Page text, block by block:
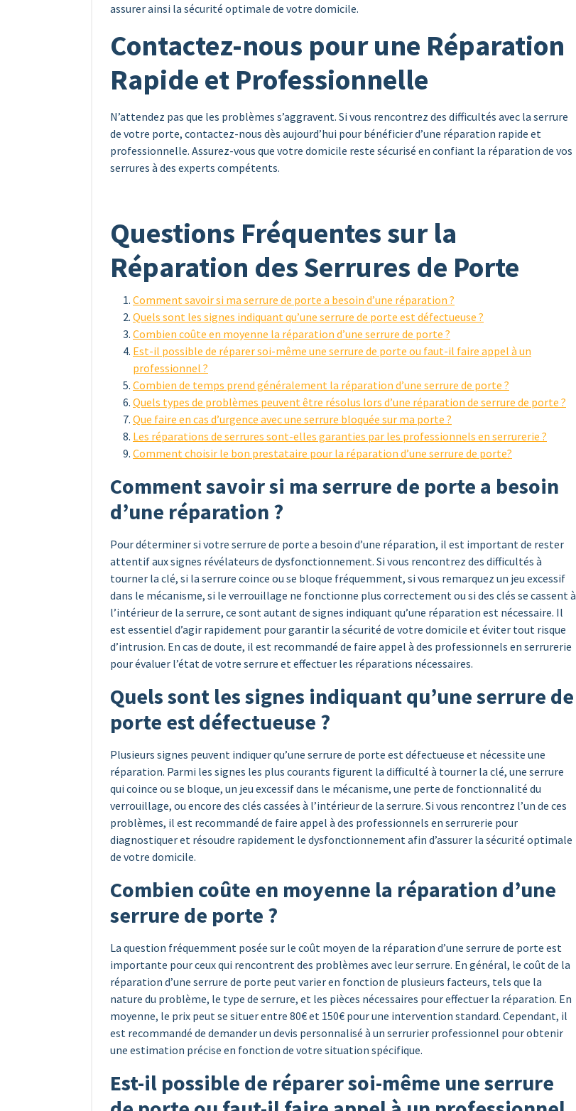
assurer ainsi la sécurité optimale de votre domicile.
Contactez-nous pour une Réparation
Rapide et Professionnelle
N’attendez pas que les problèmes s’aggravent. Si vous rencontrez des difficultés avec la serrure
de votre porte, contactez-nous dès aujourd’hui pour bénéficier d’une réparation rapide et
professionnelle. Assurez-vous que votre domicile reste sécurisé en confiant la réparation de vos
serrures à des experts compétents.
Questions Fréquentes sur la
Réparation des Serrures de Porte
Comment savoir si ma serrure de porte a besoin d’une réparation ?
Quels sont les signes indiquant qu’une serrure de porte est défectueuse ?
Combien coûte en moyenne la réparation d’une serrure de porte ?
Est-il possible de réparer soi-même une serrure de porte ou faut-il faire appel à un
professionnel ?
Combien de temps prend généralement la réparation d’une serrure de porte ?
Quels types de problèmes peuvent être résolus lors d’une réparation de serrure de porte ?
Que faire en cas d’urgence avec une serrure bloquée sur ma porte ?
Les réparations de serrures sont-elles garanties par les professionnels en serrurerie ?
Comment choisir le bon prestataire pour la réparation d’une serrure de porte?
Comment savoir si ma serrure de porte a besoin
d’une réparation ?
Pour déterminer si votre serrure de porte a besoin d’une réparation, il est important de rester
attentif aux signes révélateurs de dysfonctionnement. Si vous rencontrez des difficultés à
tourner la clé, si la serrure coince ou se bloque fréquemment, si vous remarquez un jeu excessif
dans le mécanisme, si le verrouillage ne fonctionne plus correctement ou si des clés se cassent à
l’intérieur de la serrure, ce sont autant de signes indiquant qu’une réparation est nécessaire. Il
est essentiel d’agir rapidement pour garantir la sécurité de votre domicile et éviter tout risque
d’intrusion. En cas de doute, il est recommandé de faire appel à des professionnels en serrurerie
pour évaluer l’état de votre serrure et effectuer les réparations nécessaires.
Quels sont les signes indiquant qu’une serrure de
porte est défectueuse ?
Plusieurs signes peuvent indiquer qu’une serrure de porte est défectueuse et nécessite une
réparation. Parmi les signes les plus courants figurent la difficulté à tourner la clé, une serrure
qui coince ou se bloque, un jeu excessif dans le mécanisme, une perte de fonctionnalité du
verrouillage, ou encore des clés cassées à l’intérieur de la serrure. Si vous rencontrez l’un de ces
problèmes, il est recommandé de faire appel à des professionnels en serrurerie pour
diagnostiquer et résoudre rapidement le dysfonctionnement afin d’assurer la sécurité optimale
de votre domicile.
Combien coûte en moyenne la réparation d’une
serrure de porte ?
La question fréquemment posée sur le coût moyen de la réparation d’une serrure de porte est
importante pour ceux qui rencontrent des problèmes avec leur serrure. En général, le coût de la
réparation d’une serrure de porte peut varier en fonction de plusieurs facteurs, tels que la
nature du problème, le type de serrure, et les pièces nécessaires pour effectuer la réparation. En
moyenne, le prix peut se situer entre 80€ et 150€ pour une intervention standard. Cependant, il
est recommandé de demander un devis personnalisé à un serrurier professionnel pour obtenir
une estimation précise en fonction de votre situation spécifique.
Est-il possible de réparer soi-même une serrure